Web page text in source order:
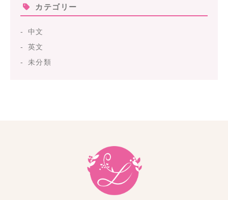
カテゴリー
中文
英文
未分類